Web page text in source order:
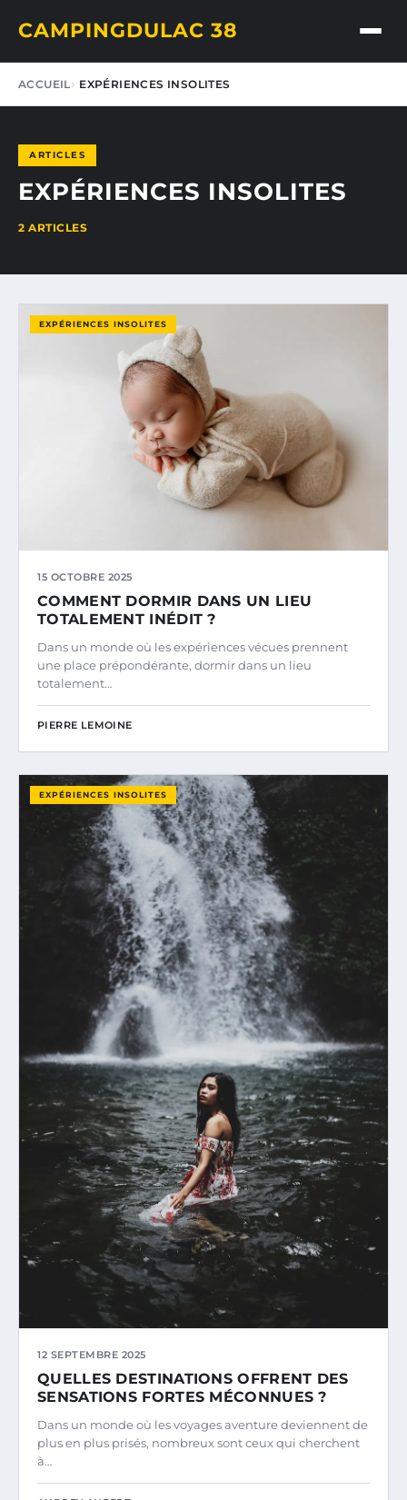
CAMPINGDULAC 38
ACCUEIL EXPÉRIENCES INSOLITES
ARTICLES
EXPÉRIENCES INSOLITES
2 ARTICLES
EXPÉRIENCES INSOLITES
15 OCTOBRE 2025
COMMENT DORMIR DANS UN LIEU
TOTALEMENT INÉDIT ?
Dans un monde où les expériences vécues prennent
une place prépondérante, dormir dans un lieu
totalement…
PIERRE LEMOINE
EXPÉRIENCES INSOLITES
12 SEPTEMBRE 2025
QUELLES DESTINATIONS OFFRENT DES
SENSATIONS FORTES MÉCONNUES ?
Dans un monde où les voyages aventure deviennent de
plus en plus prisés, nombreux sont ceux qui cherchent
à…